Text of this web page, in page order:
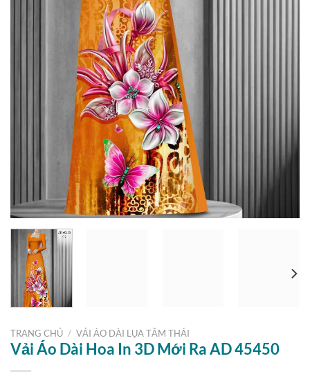
TRANG CHỦ / VẢI ÁO DÀI LỤA TẰM THÁI
Vải Áo Dài Hoa In 3D Mới Ra AD 45450